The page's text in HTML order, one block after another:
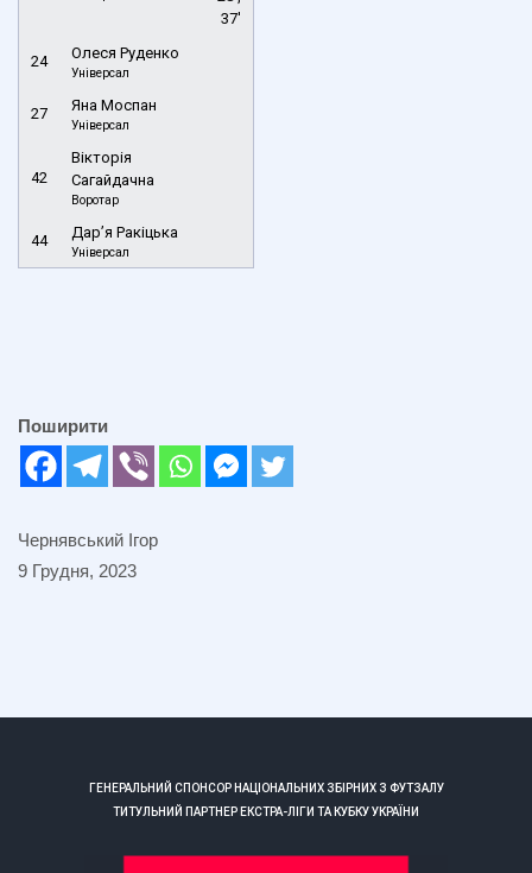
37'
24 Олеся Руденко
Універсал
27 Яна Моспан
Універсал
42
Вікторія
Сагайдачна
Воротар
44 Дар’я Ракіцька
Універсал
Поширити
Чернявський Ігор
9 Грудня, 2023
ГЕНЕРАЛЬНИЙ СПОНСОР НАЦІОНАЛЬНИХ ЗБІРНИХ З ФУТЗАЛУ
ТИТУЛЬНИЙ ПАРТНЕР ЕКСТРА-ЛІГИ ТА КУБКУ УКРАЇНИ